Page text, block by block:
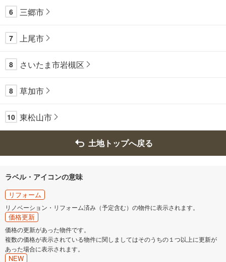
6 三郷市
7 上尾市
8 さいたま市岩槻区
8 草加市
10 東松山市
土地トップへ戻る
ラベル・アイコンの意味
リフォーム
リノベーション・リフォーム済み（予定含む）の物件に表示されます。
価格更新
価格の更新があった物件です。
複数の価格が表示されている物件に関しましてはそのうちの１つ以上に更新が
あった場合に表示されます。
NEW